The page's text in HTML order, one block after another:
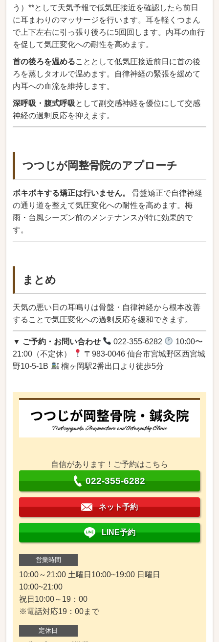
う）**として天気予報で低気圧接近を確認したら前日
に耳まわりのマッサージを行います。耳を軽くつまん
で上下左右に引っ張り後ろに5回回します。内耳の血行
を促して気圧変化への耐性を高めます。
首の後ろを温めることとして低気圧接近前日に首の後
ろを蒸しタオルで温めます。自律神経の緊張を緩めて
内耳への血流を維持します。
深呼吸・腹式呼吸として副交感神経を優位にして交感
神経の過剰反応を抑えます。
つつじが岡整骨院のアプローチ
ボキボキする矯正は行いません。
骨盤矯正で自律神経
の通り道を整えて気圧変化への耐性を高めます。梅
雨・台風シーズン前のメンテナンスが特に効果的で
す。
まとめ
天気の悪い日の耳鳴りは骨盤・自律神経から根本改善
することで気圧変化への過剰反応を緩和できます。
▼ ご予約・お問い合わせ 022-355-6282
10:00〜
21:00（不定休）
〒983-0046 仙台市宮城野区西宮城
野10-5-1B
榴ヶ岡駅2番出口より徒歩5分
自信があります！ご予約はこちら
022-355-6282
ネット予約
LINE予約
営業時間
10:00～21:00 土曜日10:00~19:00 日曜日
10:00~21:00
祝日10:00～19：00
※電話対応19：00まで
定休日